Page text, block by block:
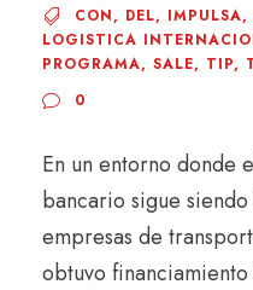
CON, DEL, IMPULSA,
LOGISTICA
PROGRAMA, SALE, TIP,
0
En un entorno donde
bancario sigue
empresas de
obtuvo